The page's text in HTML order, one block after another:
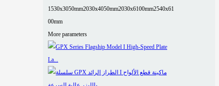
1530x3050mm2030x4050mm2030x6100mm2540x61
00mm
More parameters